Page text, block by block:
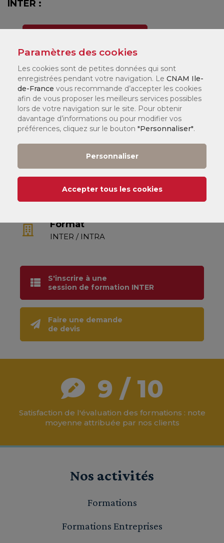
INTER :
Demander un devis pour une
formation sur-mesure
Code stage
IA-CRI01-01
Durée
1 jour(s) / 7 heure(s)
Format
INTER / INTRA
S'inscrire à une
session de formation INTER
Faire une demande
de devis
9 / 10
Satisfaction de l'évaluation des formations : note
moyenne attribuée par nos clients
Nos activités
Formations
Formations Entreprises
Paramètres des cookies
Les cookies sont de petites données qui sont
enregistrées pendant votre navigation. Le CNAM Ile-
de-France vous recommande d’accepter les cookies
afin de vous proposer les meilleurs services possibles
lors de votre navigation sur le site. Pour obtenir
davantage d’informations ou pour modifier vos
préférences, cliquez sur le bouton "Personnaliser".
Personnaliser
Accepter tous les cookies